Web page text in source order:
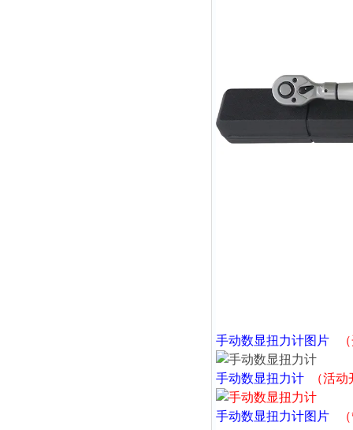
手动数显扭力计图片
手动数显扭力计 （活
手动数显扭力计图片